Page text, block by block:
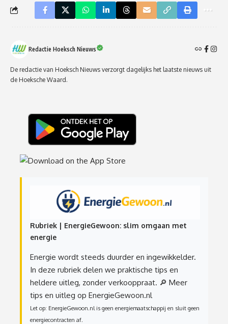
Redactie Hoeksch Nieuws
De redactie van Hoeksch Nieuws verzorgt dagelijks het laatste nieuws uit
de Hoeksche Waard.
Rubriek | EnergieGewoon: slim omgaan met
energie
Energie wordt steeds duurder en ingewikkelder.
In deze rubriek delen we praktische tips en
heldere uitleg, zonder verkooppraat. 🔎 Meer
tips en uitleg op EnergieGewoon.nl
Let op: EnergieGewoon.nl is geen energiemaatschappij en sluit geen
energiecontracten af.